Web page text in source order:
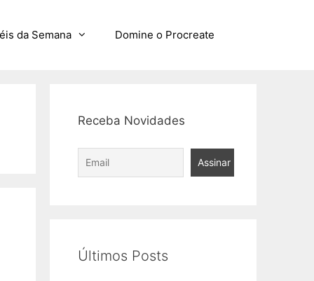
da Semana Domine o Procreate
Receba Novidades
Últimos Posts